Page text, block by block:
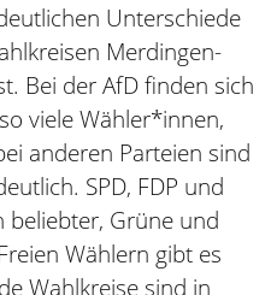
Unterschiede
Merdingen-
Bei der AfD finden sich
viele Wähler*innen,
anderen Parteien sind
SPD, FDP und
beliebter, Grüne und
Wählern gibt es
Wahlkreise sind in